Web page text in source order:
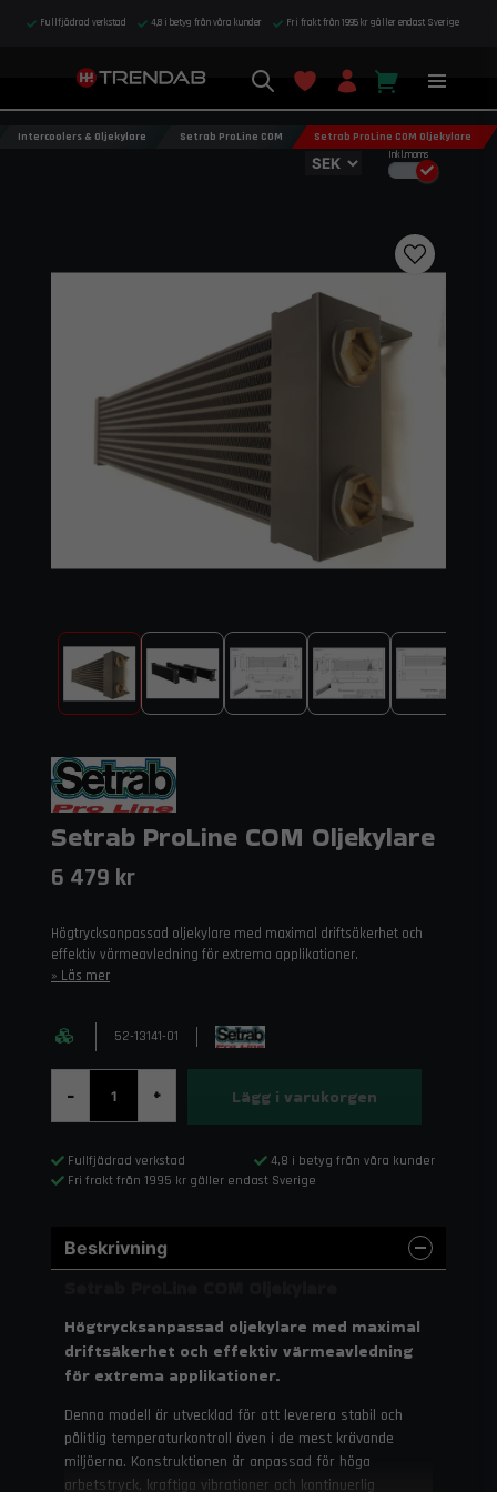
Fullfjädrad verkstad 4,8 i betyg från våra kunder Fri frakt från 1995 kr gäller endast Sverige
Inkl.moms
Intercoolers & Oljekylare Setrab ProLine COM Setrab ProLine COM Oljekylare
Setrab ProLine COM Oljekylare
6 479 kr
Högtrycksanpassad oljekylare med maximal driftsäkerhet och
effektiv värmeavledning för extrema applikationer.
Läs mer
52-13141-01
- + Lägg i varukorgen
Fullfjädrad verkstad
4,8 i betyg från våra kunder
Fri frakt från 1995 kr gäller endast Sverige
Beskrivning
Högtrycksanpassad oljekylare med maximal
driftsäkerhet och effektiv värmeavledning
för extrema applikationer.
Denna modell är utvecklad för att leverera stabil och
pålitlig temperaturkontroll även i de mest krävande
miljöerna. Konstruktionen är anpassad för höga
arbetstryck, kraftiga vibrationer och kontinuerlig